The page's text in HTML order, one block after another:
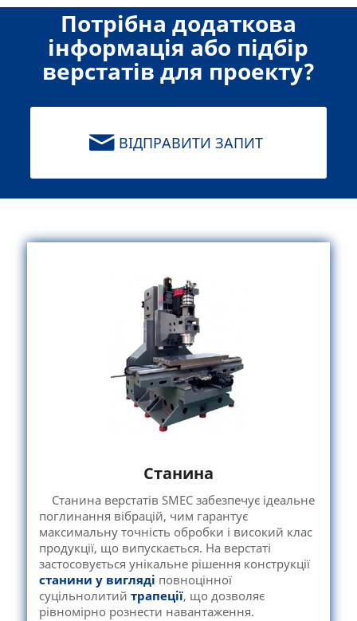
Потрібна додаткова
інформація або підбір
верстатів для проекту?
ВІДПРАВИТИ ЗАПИТ
Станина
Станина верстатів SMEC забезпечує ідеальне
поглинання вібрацій, чим гарантує
максимальну точність обробки і високий клас
продукції, що випускається. На верстаті
застосовується унікальне рішення конструкції
станини у вигляді повноцінної
суцільнолитий трапеції, що дозволяє
рівномірно рознести навантаження.